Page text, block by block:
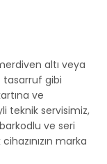
altı veya
tasarruf gibi
ve
teknik servisimiz,
ve seri
marka